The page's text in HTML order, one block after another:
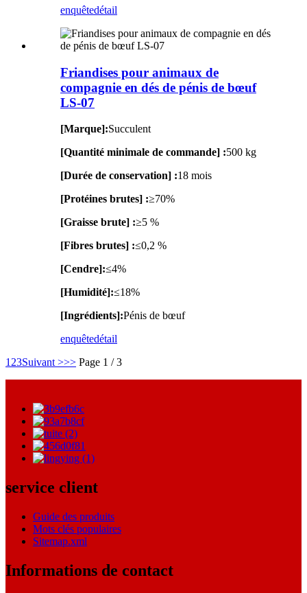
enquêtedétail
Friandises pour animaux de
compagnie en dés de pénis de bœuf
LS-07
[Marque]:Succulent
[Quantité minimale de commande] :500 kg
[Durée de conservation] :18 mois
[Protéines brutes] :≥70%
[Graisse brute] :≥5 %
[Fibres brutes] :≤0,2 %
[Cendre]:≤4%
[Humidité]:≤18%
[Ingrédients]:Pénis de bœuf
enquêtedétail
1 23Suivant >>> Page 1 / 3
service client
Guide des produits
Mots clés populaires
Sitemap.xml
Informations de contact